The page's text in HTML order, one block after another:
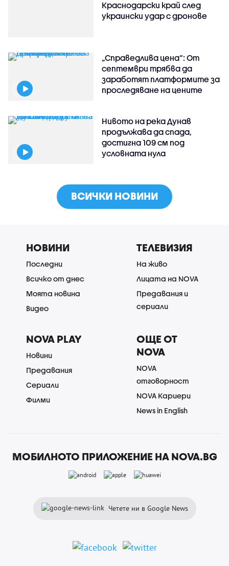
Краснодарски край след
украински удар с дронове
„Справедлива цена“: От
септември трябва да
заработят платформите за
проследяване на цените
Нивото на река Дунав
продължава да спада,
достигна 109 см под
условната нула
ВСИЧКИ НОВИНИ
НОВИНИ
Последни
Всичко от днес
Моята новина
Видео
ТЕЛЕВИЗИЯ
На живо
Лицата на NOVA
Предавания и
сериали
NOVA PLAY
Новини
Предавания
Сериали
Филми
ОЩЕ ОТ
NOVA
NOVA
отговорност
NOVA Кариери
News in English
МОБИЛНОТО ПРИЛОЖЕНИЕ НА NOVA.BG
Четете ни в Google News